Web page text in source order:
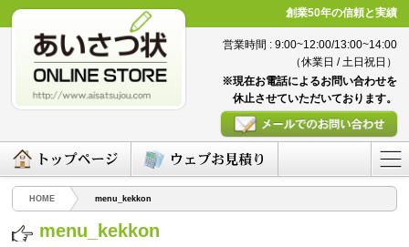
創業50年の信頼と実績
営業時間 : 9:00~12:00/13:00~14:00
（休業日 / 土日祝日）
※現在お電話によるお問い合わせを
休止させていただいております。
HOME menu_kekkon
menu_kekkon